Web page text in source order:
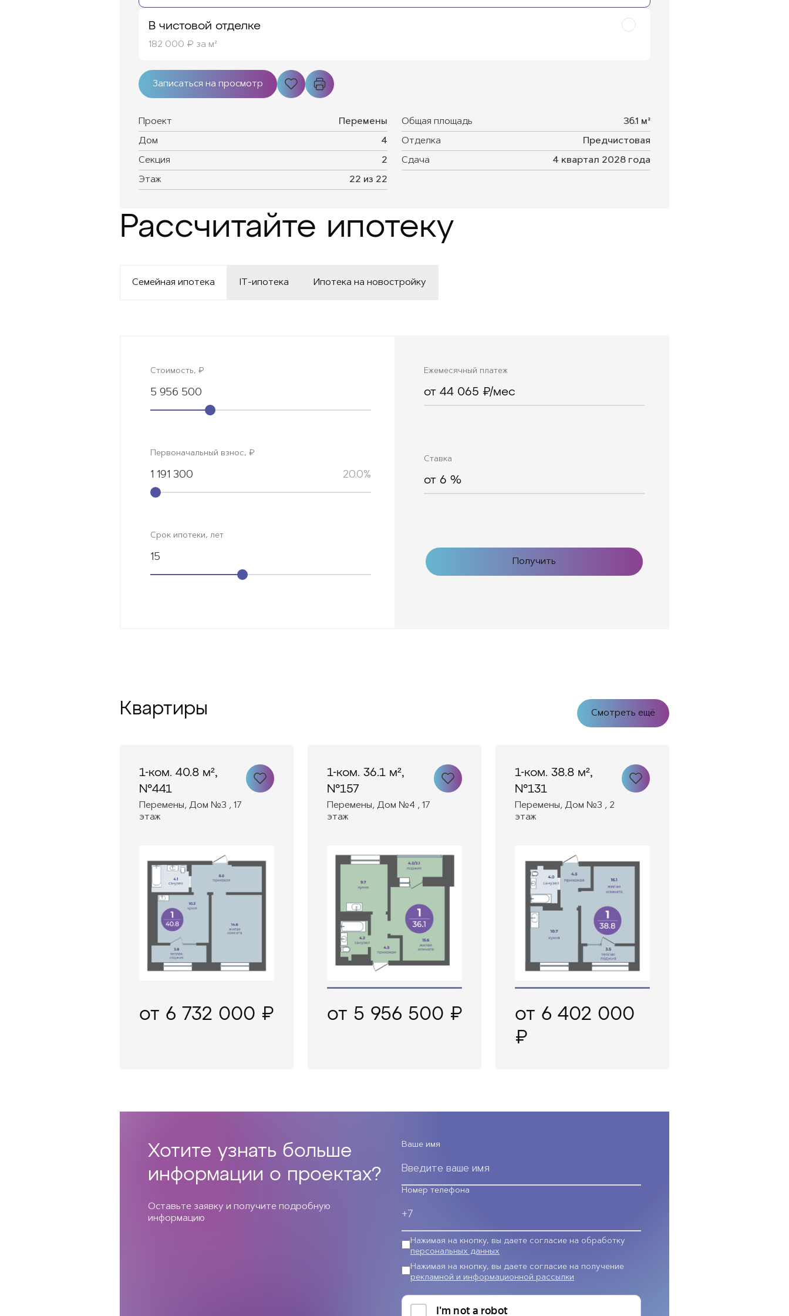
В чистовой отделке
182 000 ₽ за м²
Записаться на просмотр
Проект Перемены
Дом 4
Секция 2
Этаж 22 из 22
Общая площадь 36.1 м²
Отделка Предчистовая
Сдача 4 квартал 2028 года
Рассчитайте ипотеку
Семейная ипотека IT-ипотека Ипотека на новостройку
Стоимость, ₽
5 956 500
Первоначальный взнос, ₽
1 191 300 20.0%
Срок ипотеки, лет
15
Ежемесячный платеж
от 44 065 ₽/мес
Ставка
от 6 %
Получить
Квартиры Смотреть ещё
1-ком. 40.8 м²,
№441
Перемены, Дом №3 , 17
этаж
от 6 732 000 ₽
1-ком. 36.1 м²,
№157
Перемены, Дом №4 , 17
этаж
от 5 956 500 ₽
1-ком. 38.8 м²,
№131
Перемены, Дом №3 , 2
этаж
от 6 402 000
₽
Хотите узнать больше
информации о проектах?
Оставьте заявку и получите подробную
информацию
Ваше имя
Номер телефона